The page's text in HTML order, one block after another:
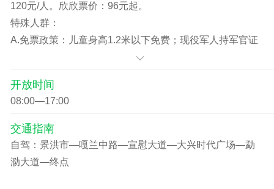
120元/人。欣欣票价：96元起。
特殊人群：
A.免票政策：儿童身高1.2米以下免费；现役军人持军官证
免费；70岁以上的老人持老年证和身份证免费。
人持老年证和身份证购景区优惠票。
开放时间
08:00—17:00
交通指南
自驾：景洪市—嘎兰中路—宣慰大道—大兴时代广场—勐
泐大道—终点